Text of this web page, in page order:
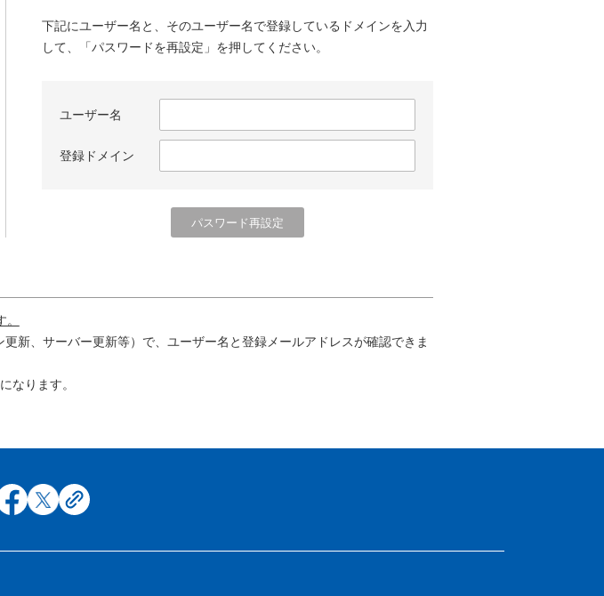
下記にユーザー名と、そのユーザー名で登録しているドメインを入力
して、「パスワードを再設定」を押してください。
ユーザー名
登録ドメイン
新、サーバー更新等）で、ユーザー名と登録メールアドレスが確認できま
なります。
facebook
x copy